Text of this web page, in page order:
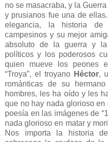
no se masacraba, y la
y prusianos fue una de
elegancia, la historia de
campesinos y su mejor
absoluto de la guerra y
políticos y los poderosos
quien mueve los peones
“Troya”, el troyano Héctor,
románticas de su hermano
hombres, les ha oído y les
que no hay nada glorioso
poesía en las imágenes de
nada glorioso en matar y
Nos importa la historia